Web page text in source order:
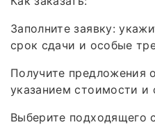
Заполните заявку:
срок сдачи и особые
Получите предложения
указанием стоимости и
Выберите подходящего